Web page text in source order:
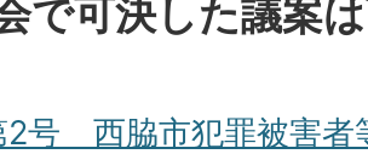
で可決した議案
2号 西脇市犯罪被害者